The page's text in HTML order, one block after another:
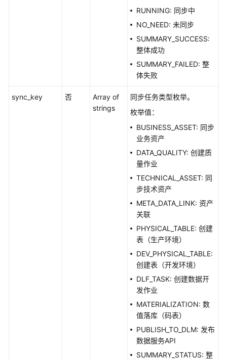
发
RUNNING: 同步中
NO_NEED: 未同步
SUMMARY_SUCCESS:
整体成功
SUMMARY_FAILED: 整
体失败
sync_key 否
Array of
strings
同步任务类型枚举。
枚举值：
BUSINESS_ASSET: 同步
业务资产
DATA_QUALITY: 创建质
量作业
TECHNICAL_ASSET: 同
步技术资产
META_DATA_LINK: 资产
关联
PHYSICAL_TABLE: 创建
表（生产环境）
DEV_PHYSICAL_TABLE:
创建表（开发环境）
DLF_TASK: 创建数据开
发作业
MATERIALIZATION: 数
值落库（码表）
PUBLISH_TO_DLM: 发布
数据服务API
SUMMARY_STATUS: 整